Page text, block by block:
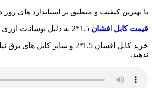
با بهترین کیفیت و منطبق بر استاندارد های روز
قیمت کابل افشان
خرید کابل افشان 1.5*2 و
ندهید.